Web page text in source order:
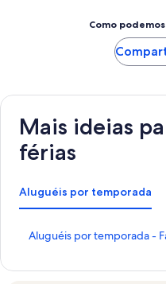
Como
Mais ideias
férias
Aluguéis por temporada
Aluguéis por temporada -
L